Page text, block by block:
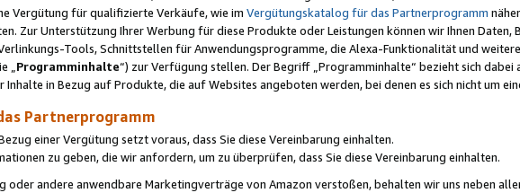
Vergütung für qualifizierte Verkäufe, wie im Vergütungskatalog für das Partnerprogramm
Zur Unterstützung Ihrer Werbung für diese Produkte oder Leistungen können wir Ihnen Daten,
Tools, Schnittstellen für Anwendungsprogramme, die Alexa-Funktionalität und
„ Programminhalte“) zur Verfügung stellen. Der Begriff „Programminhalte“ bezieht sich dabei
in Bezug auf Produkte, die auf Websites angeboten werden, bei denen es sich nicht um
Partnerprogramm
einer Vergütung setzt voraus, dass Sie diese Vereinbarung einhalten.
zu geben, die wir anfordern, um zu überprüfen, dass Sie diese Vereinbarung einhalten.
oder andere anwendbare Marketingverträge von Amazon verstoßen, behalten wir uns neben